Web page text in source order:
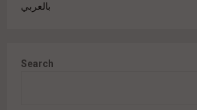
بالعربي
Search